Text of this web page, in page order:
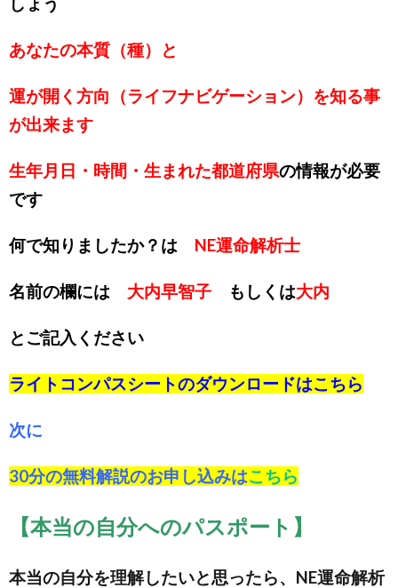
あなたの本質（種）と
運が開く方向（ライフナビゲーション）を知る事
が出来ます
生年月日・時間・生まれた都道府県の情報が必要
です
何で知りましたか？は NE運命解析士
名前の欄には 大内早智子 もしくは大内
とご記入ください
ライトコンパスシートのダウンロードはこちら
次に
30分の無料解説のお申し込みはこちら
【本当の自分へのパスポート】
本当の自分を理解したいと思ったら、NE運命解析